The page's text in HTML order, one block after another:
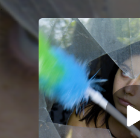
You're all set!
.